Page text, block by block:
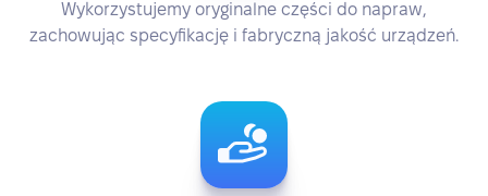
Wykorzystujemy oryginalne części do napraw,
zachowując specyfikację i fabryczną jakość urządzeń.